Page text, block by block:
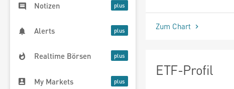
Notizen
Alerts
Realtime Börsen
My Markets
seit Beginn
Zum Chart
ETF-Profil